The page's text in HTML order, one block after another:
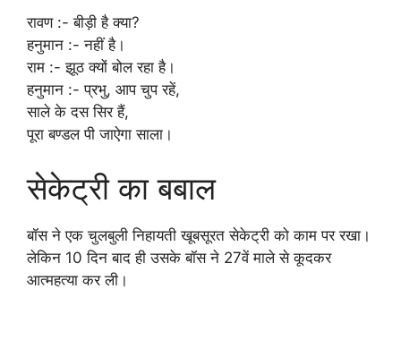
रावण :- बीड़ी है क्या?
हनुमान :- नहीं है।
राम :- झूठ क्यों बोल रहा है।
हनुमान :- प्रभु, आप चुप रहें,
साले के दस सिर हैं,
पूरा बण्डल पी जाऐगा साला।
सेकेट्री का बबाल
बॉस ने एक चुलबुली निहायती खूबसूरत सेकेट्री को काम पर रखा।
लेकिन 10 दिन बाद ही उसके बॉस ने 27वें माले से कूदकर
आत्महत्या कर ली।